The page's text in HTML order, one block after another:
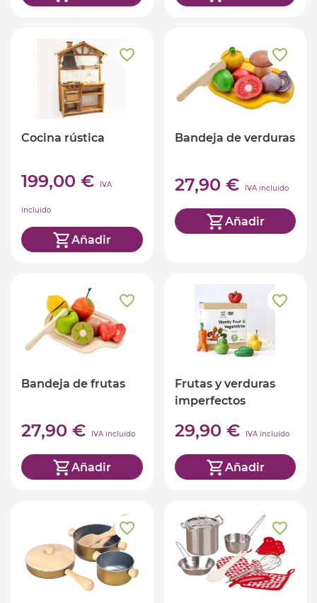
Cocina rústica
199,00 € IVA
incluido
Añadir
Bandeja de verduras
27,90 € IVA incluido
Añadir
Bandeja de frutas
27,90 € IVA incluido
Añadir
Frutas y verduras
imperfectos
29,90 € IVA incluido
Añadir